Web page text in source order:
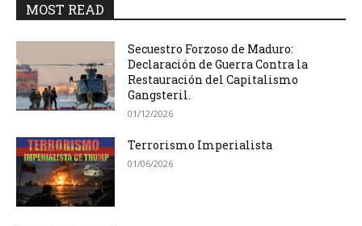
MOST READ
Secuestro Forzoso de Maduro:
Declaración de Guerra Contra la
Restauración del Capitalismo
Gangsteril.
01/12/2026
Terrorismo Imperialista
01/06/2026